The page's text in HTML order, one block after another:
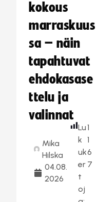
kokous
marraskuus
sa – näin
tapahtuvat
ehdokasase
ttelu ja
valinnat
Mika
Hilska
04.08.
2026
Lu
k
uk
er
t
oj
1
1
6
7